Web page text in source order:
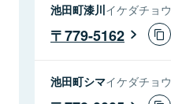
池田町漆川イケダチョ
779-5162
池田町シマイケダチョ